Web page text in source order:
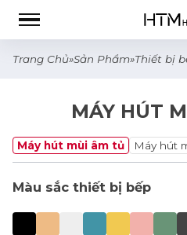
Trang Chủ»Sản Phẩm»Thiết bị
MÁY HÚT
Máy hút mùi âm tủ Máy hút
Màu sắc thiết bị bếp